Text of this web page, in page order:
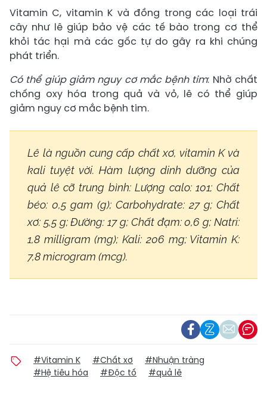
Vitamin C, vitamin K và đồng trong các loại trái
cây như lê giúp bảo vệ các tế bào trong cơ thể
khỏi tác hại mà các gốc tự do gây ra khi chúng
phát triển.
Có thể giúp giảm nguy cơ mắc bệnh tim: Nhờ chất
chống oxy hóa trong quả và vỏ, lê có thể giúp
giảm nguy cơ mắc bệnh tim.
Lê là nguồn cung cấp chất xơ, vitamin K và
kali tuyệt vời. Hàm lượng dinh dưỡng của
quả lê cỡ trung bình: Lượng calo: 101; Chất
béo: 0,5 gam (g); Carbohydrate: 27 g; Chất
xơ: 5,5 g; Đường: 17 g; Chất đạm: 0,6 g; Natri:
1,8 milligram (mg); Kali: 206 mg; Vitamin K:
7,8 microgram (mcg).
#Vitamin K #Chất xơ
#Nhuận tràng
#Hệ tiêu hóa
#Độc tố #quả lê